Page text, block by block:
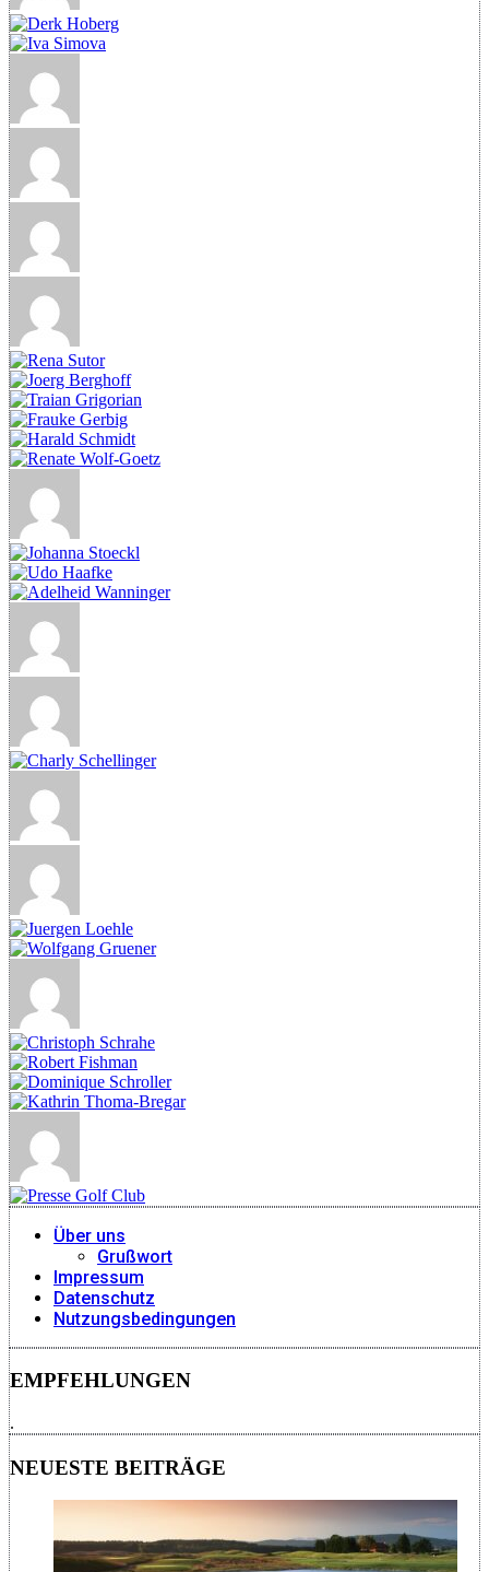
Über uns
Grußwort
Impressum
Datenschutz
Nutzungsbedingungen
EMPFEHLUNGEN
.
NEUESTE BEITRÄGE